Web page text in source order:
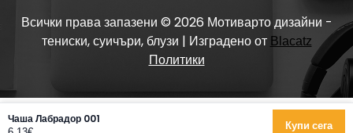
Всички права запазени © 2026 Мотиварто дизайни -
тениски, суичъри, блузи | Изградено от Blacatz
Политики
Чаша Лабрадор 001 Купи сега